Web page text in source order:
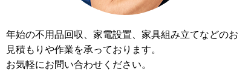
年始の不用品回収、家電設置、家具組み立てなどのお
見積もりや作業を承っております。
お気軽にお問い合わせください。